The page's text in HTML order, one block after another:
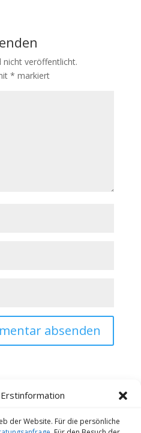
der Website. Für die persönliche
nicht veröffentlicht.
* markiert